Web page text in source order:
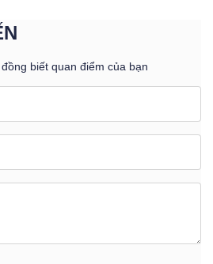
biết quan điểm của bạn